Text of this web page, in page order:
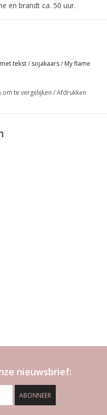
en brandt ca. 50 uur.
houten lont. Bij het
dat er maar weinig rook
het hout dat gebruikt is
bossen
een favoriet van velen.
tekst/ sojakaars/ My flame
om te vergelijken /Afdrukken
nieuwsbrief:
ABONNEER